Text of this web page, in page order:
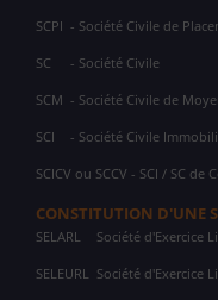
SCPI - Société Civile de
SC - Société Civile
SCM - Société Civile de
SCI - Société Civile
SCICV ou SCCV - SCI / SC
CONSTITUTION D'UNE
SELARL Société d'Exercice
SELEURL Société d'Exercice